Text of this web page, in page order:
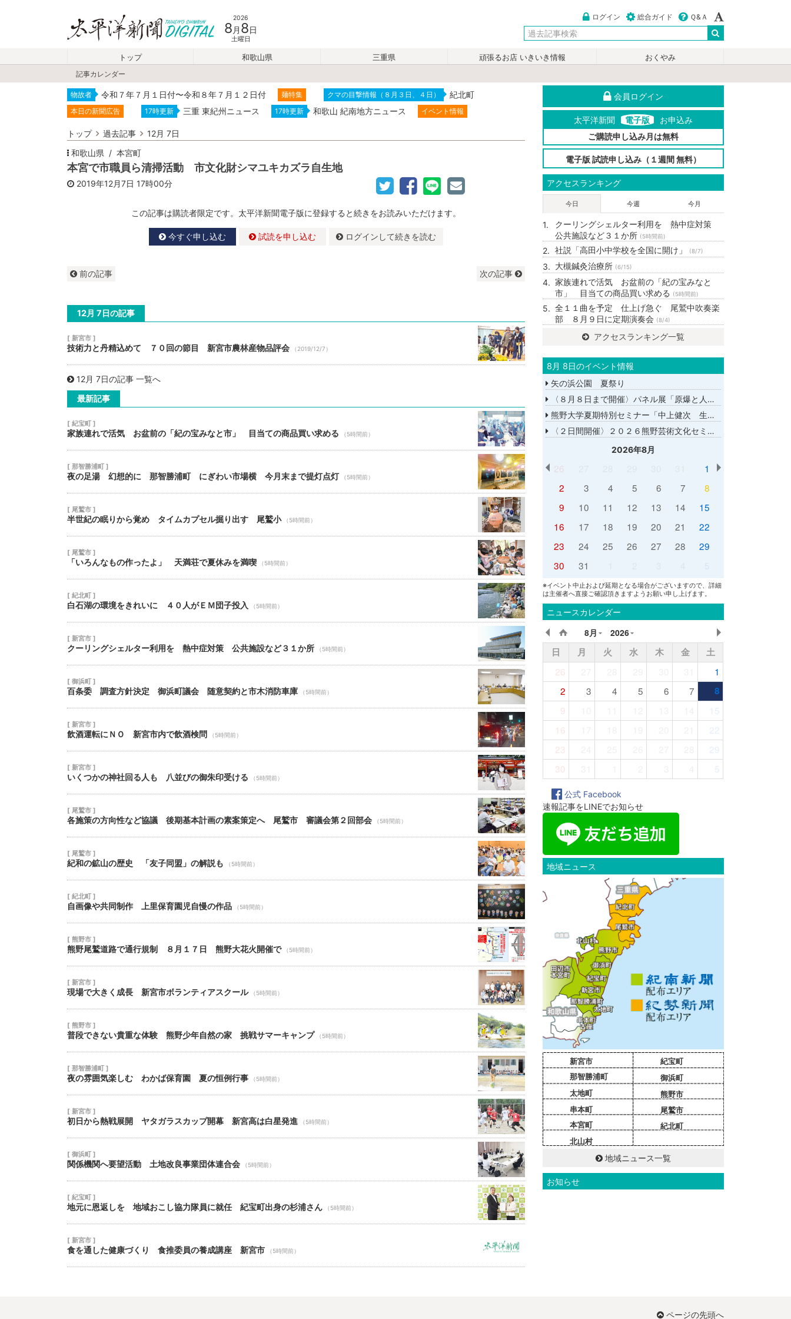
2026
8 月 8日
土曜日
ログイン 総合ガイド Ｑ&Ａ
トップ 和歌山県 三重県 頑張るお店 いきいき情報
おくやみ
記事カレンダー
物故者 令和７年７月１日付〜令和８年７月１２日付 麺特集 クマの目撃情報（８月３日、４日） 紀北町
本日の新聞広告 17時更新 三重 東紀州ニュース 17時更新 和歌山 紀南地方ニュース イベント情報
トップ 過去記事
12月 7日
和歌山県
本宮町
本宮で市職員ら清掃活動 市文化財シマユキカズラ自生地
2019年12月7日 17時00分
この記事は購読者限定です。太平洋新聞電子版に登録すると続きをお読みいただけます。
今すぐ申し込む 試読を申し込む ログインして続きを読む
前の記事 次の記事
12月 7日の記事
[ 新宮市 ]
技術力と丹精込めて ７０回の節目 新宮市農林産物品評会 （2019/12/7）
12月 7日の記事 一覧へ
最新記事
[ 紀宝町 ]
家族連れで活気 お盆前の「紀の宝みなと市」 目当ての商品買い求める （5時間前）
[ 那智勝浦町 ]
夜の足湯 幻想的に 那智勝浦町 にぎわい市場横 今月末まで提灯点灯 （5時間前）
[ 尾鷲市 ]
半世紀の眠りから覚め タイムカプセル掘り出す 尾鷲小 （5時間前）
[ 尾鷲市 ]
「いろんなもの作ったよ」 天満荘で夏休みを満喫 （5時間前）
[ 紀北町 ]
白石湖の環境をきれいに ４０人がＥＭ団子投入 （5時間前）
[ 新宮市 ]
クーリングシェルター利用を 熱中症対策 公共施設など３１か所 （5時間前）
[ 御浜町 ]
百条委 調査方針決定 御浜町議会 随意契約と市木消防車庫 （5時間前）
[ 新宮市 ]
飲酒運転にＮＯ 新宮市内で飲酒検問 （5時間前）
[ 新宮市 ]
いくつかの神社回る人も 八並びの御朱印受ける （5時間前）
[ 尾鷲市 ]
各施策の方向性など協議 後期基本計画の素案策定へ 尾鷲市 審議会第２回部会 （5時間前）
[ 尾鷲市 ]
紀和の鉱山の歴史 「友子同盟」の解説も （5時間前）
[ 紀北町 ]
自画像や共同制作 上里保育園児自慢の作品 （5時間前）
[ 熊野市 ]
熊野尾鷲道路で通行規制 ８月１７日 熊野大花火開催で （5時間前）
[ 新宮市 ]
現場で大きく成長 新宮市ボランティアスクール （5時間前）
[ 熊野市 ]
普段できない貴重な体験 熊野少年自然の家 挑戦サマーキャンプ （5時間前）
[ 那智勝浦町 ]
夜の雰囲気楽しむ わかば保育園 夏の恒例行事 （5時間前）
[ 新宮市 ]
初日から熱戦展開 ヤタガラスカップ開幕 新宮高は白星発進 （5時間前）
[ 御浜町 ]
関係機関へ要望活動 土地改良事業団体連合会 （5時間前）
[ 紀宝町 ]
地元に恩返しを 地域おこし協力隊員に就任 紀宝町出身の杉浦さん （5時間前）
[ 新宮市 ]
食を通した健康づくり 食推委員の養成講座 新宮市 （5時間前）
会員ログイン
太平洋新聞 電子版
お申込み
ご購読申し込み月は無料
電子版 試読申し込み（１週間 無料）
アクセスランキング
今日 今週 今月
クーリングシェルター利用を 熱中症対策
公共施設など３１か所 (5時間前)
社説「高田小中学校を全国に開け」 (8/7)
大槻鍼灸治療所 (6/15)
家族連れで活気 お盆前の「紀の宝みなと
市」 目当ての商品買い求める
(5時間前)
全１１曲を予定 仕上げ急ぐ 尾鷲中吹奏楽
部 ８月９日に定期演奏会 (8/4)
アクセスランキング一覧
8月 8日のイベント情報
矢の浜公園 夏祭り
〈８月８日まで開催〉パネル展「原爆と人間展」
熊野大学夏期特別セミナー「中上健次 生誕８０年－時代へのまなざし－」
〈２日間開催〉２０２６熊野芸術文化セミナー
2026年8月
26
1
2
3 4 5 6 7
8
9
10 11 12 13 14
15
16
17 18 19 20 21
22
23
24 25 26 27 28
29
30
31 5
※イベント中止および延期となる場合がございますので、詳細
は主催者へ直接ご確認頂きますようお願い申し上げます。
ニュースカレンダー
8月 2026
日 月 火 水 木 金
土
26
1
2
3 4 5 6 7
8
9
15
16
22
23
29
30
5
公式 Facebook
速報記事をLINEでお知らせ
地域ニュース
新宮市
那智勝浦町
太地町
串本町
本宮町
北山村
紀宝町
御浜町
熊野市
尾鷲市
紀北町
地域ニュース一覧
お知らせ
ページの先頭へ